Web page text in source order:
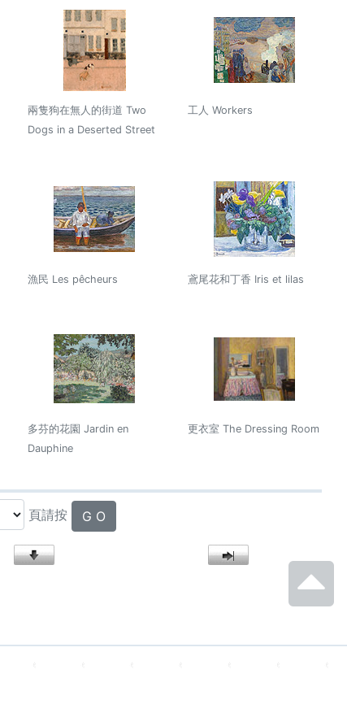
兩隻狗在無人的街道 Two
Dogs in a Deserted Street
工人 Workers
漁民 Les pêcheurs 鳶尾花和丁香 Iris et lilas
多芬的花園 Jardin en
Dauphine
更衣室 The Dressing Room
頁請按 G O